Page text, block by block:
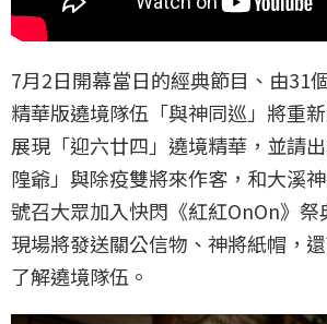
7月2日開幕當日的經典節目、由31
精華版遶境隊伍「與神同巡」​將重
展現「迎六廿四」遶境精華，並請
隍爺」與除疫雙將來作客，和大溪
號召大眾加入快閃《紅紅OnOn》祭
現場將發送關公信物、神將紙帽，
了解遶境隊伍。